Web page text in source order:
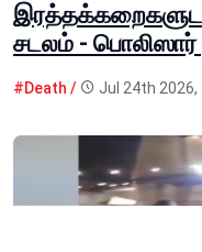
சடலம் -
#Death / Jul 24th 2026,